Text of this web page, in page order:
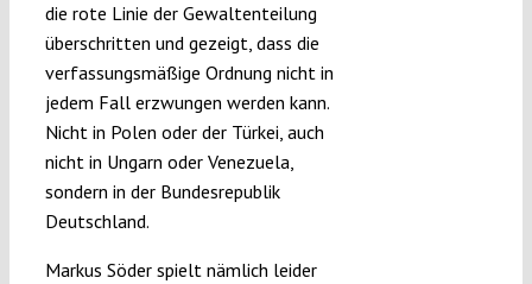
die rote Linie der Gewaltenteilung
überschritten und gezeigt, dass die
verfassungsmäßige Ordnung nicht in
jedem Fall erzwungen werden kann.
Nicht in Polen oder der Türkei, auch
nicht in Ungarn oder Venezuela,
sondern in der Bundesrepublik
Deutschland.
Markus Söder spielt nämlich leider